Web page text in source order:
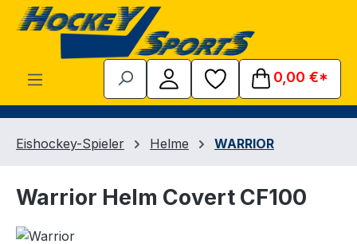
Zum Hauptinhalt springen
0,00 €*
Eishockey-Spieler Helme WARRIOR
Warrior Helm Covert CF100